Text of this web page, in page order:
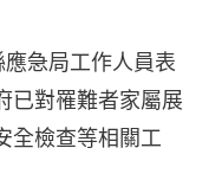
急局工作人員表
已對罹難者家屬展
全檢查等相關工